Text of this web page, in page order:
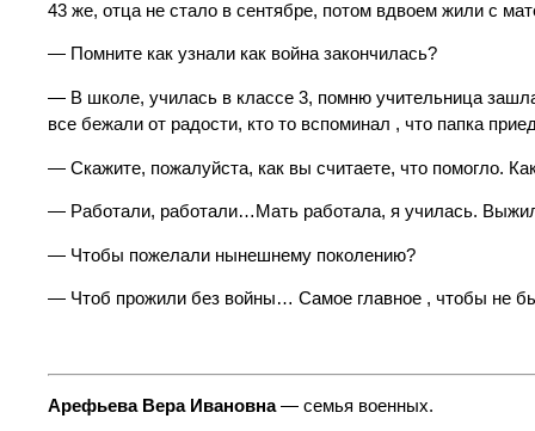
43 же, отца не стало в сентябре, потом вдвоем жили с
— Помните как узнали как война закончилась?
— В школе, училась в классе 3, помню учительница
все бежали от радости, кто то вспоминал , что папка
— Скажите, пожалуйста, как вы считаете, что помогло.
— Работали, работали…Мать работала, я училась.
— Чтобы пожелали нынешнему поколению?
— Чтоб прожили без войны… Самое главное , чтобы не
Арефьева Вера Ивановна— семья военных.